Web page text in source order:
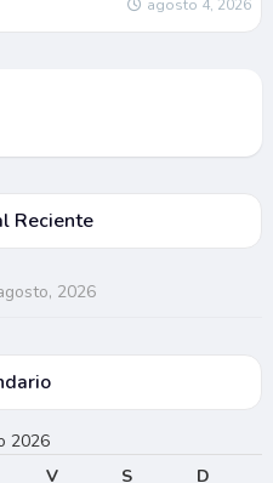
agosto 4, 2026
Reciente
2026
2026
V S D